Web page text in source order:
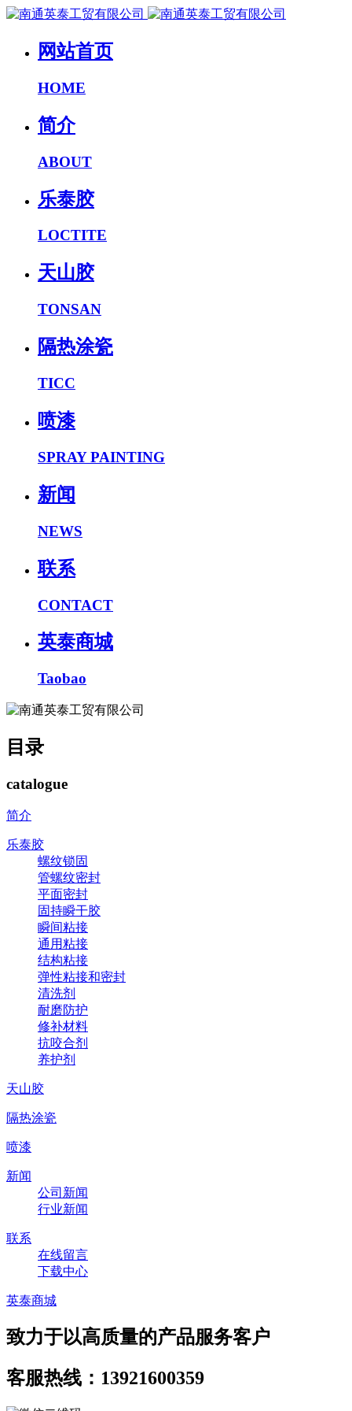
网站首页
HOME
简介
ABOUT
乐泰胶
LOCTITE
天山胶
TONSAN
隔热涂瓷
TICC
喷漆
SPRAY PAINTING
新闻
NEWS
联系
CONTACT
英泰商城
Taobao
目录
catalogue
简介
乐泰胶
螺纹锁固
管螺纹密封
平面密封
固持瞬干胶
瞬间粘接
通用粘接
结构粘接
弹性粘接和密封
清洗剂
耐磨防护
修补材料
抗咬合剂
养护剂
天山胶
隔热涂瓷
喷漆
新闻
公司新闻
行业新闻
联系
在线留言
下载中心
英泰商城
致力于以高质量的产品服务客户
客服热线：13921600359